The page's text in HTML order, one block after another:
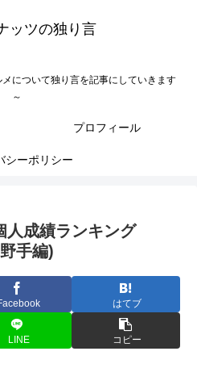
ッツの独り言
について独り言を記事にしていきます
～
プロフィール
シーポリシー
成績ランキング
手編)
はてブ
LINE コピー